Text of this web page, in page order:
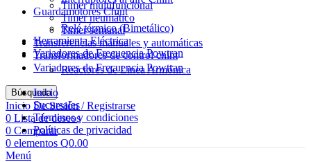
Timer multifuncional
Timer neumático
Timer semanal
Transferencias manuales y automáticas
Transformadores de control chint
Variadores de Frecuencia Powtran
Búsqueda
Inicio De Sesión / Registrarse
0 Lista de deseos
0 Comparar
0 elementos Q0.00
Menú
Guardamotores Chint
Relé térmico (Bimetálico)
Herramienta Eléctrica
Variadores de Frecuencia Powtran
Reactores de Linea Armónica
Inicio
Sucursales
Términos y condiciones
Políticas de privacidad